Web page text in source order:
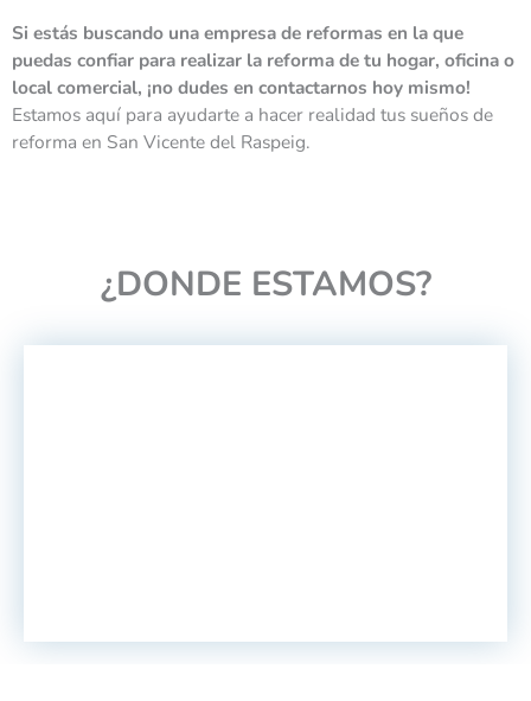
Si estás buscando una empresa de reformas en la que
puedas confiar para realizar la reforma de tu hogar, oficina o
local comercial, ¡no dudes en contactarnos hoy mismo!
Estamos aquí para ayudarte a hacer realidad tus sueños de
reforma en San Vicente del Raspeig.
¿DONDE ESTAMOS?